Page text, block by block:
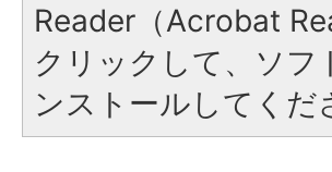
Reader（Acrobat
クリックして、ソ
ンストールしてくだ